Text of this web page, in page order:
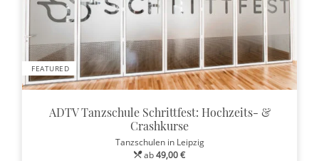
FEATURED
ADTV Tanzschule Schrittfest: Hochzeits- &
Crashkurse
Tanzschulen in Leipzig
ab49,00 €